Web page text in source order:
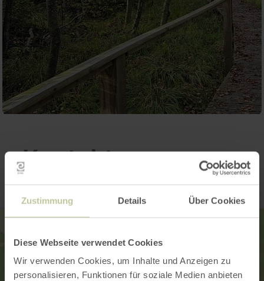
Zustimmung Details Über Cookies
Diese Webseite verwendet Cookies
Wir verwenden Cookies, um Inhalte und Anzeigen zu
personalisieren, Funktionen für soziale Medien anbieten
Kontakt